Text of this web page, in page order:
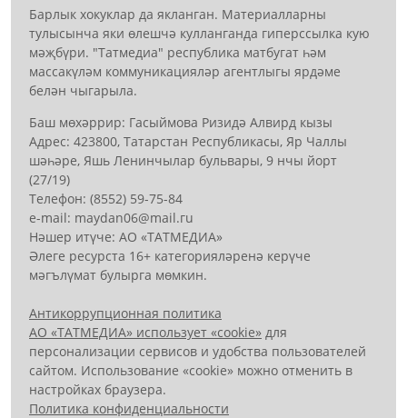
Барлык хокуклар да якланган. Материалларны
тулысынча яки өлешчә кулланганда гиперссылка кую
мәҗбүри. "Татмедиа" республика матбугат һәм
массакүләм коммуникацияләр агентлыгы ярдәме
белән чыгарыла.
Баш мөхәррир: Гасыймова Ризидә Алвирд кызы
Адрес: 423800, Татарстан Республикасы, Яр Чаллы
шәһәре, Яшь Ленинчылар бульвары, 9 нчы йорт
(27/19)
Телефон: (8552) 59-75-84
е-mail: mауdаn06@mail.гu
Нәшер итүче: АО «ТАТМЕДИА»
Әлеге ресурста 16+ категорияләренә керүче
мәгълүмат булырга мөмкин.
Антикоррупционная политика
АО «ТАТМЕДИА» использует «cookie» для
персонализации сервисов и удобства пользователей
сайтом. Использование «cookie» можно отменить в
настройках браузера.
Политика конфиденциальности